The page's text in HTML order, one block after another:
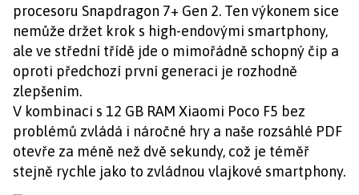
procesoru Snapdragon 7+ Gen 2. Ten výkonem sice
nemůže držet krok s high-endovými smartphony,
ale ve střední třídě jde o mimořádně schopný čip a
oproti předchozí první generaci je rozhodně
zlepšením.
V kombinaci s 12 GB RAM Xiaomi Poco F5 bez
problémů zvládá i náročné hry a naše rozsáhlé PDF
otevře za méně než dvě sekundy, což je téměř
stejně rychle jako to zvládnou vlajkové smartphony.